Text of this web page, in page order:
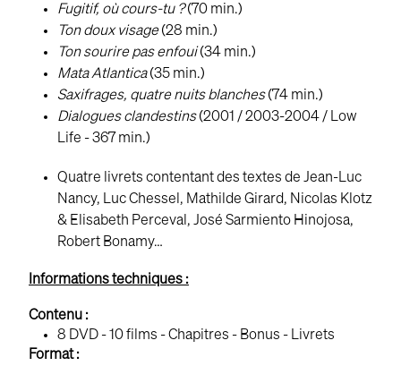
Fugitif, où cours-tu ?(70 min.)
Ton doux visage(28 min.)
Ton sourire pas enfoui(34 min.)
Mata Atlantica(35 min.)
Saxifrages, quatre nuits blanches(74 min.)
Dialogues clandestins(2001 / 2003-2004 / Low
Life - 367 min.)
Quatre livrets contentant des textes de Jean-Luc
Nancy, Luc Chessel, Mathilde Girard, Nicolas Klotz
& Elisabeth Perceval, José Sarmiento Hinojosa,
Robert Bonamy…
Informations techniques :
Contenu :
8 DVD - 10 films - Chapitres - Bonus - Livrets
Format :